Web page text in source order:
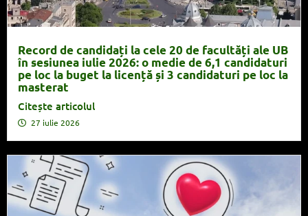
Record de candidați la cele 20 de facultăți ale UB
în sesiunea iulie 2026: o medie de 6,1 candidaturi
pe loc la buget la licență și 3 candidaturi pe loc la
masterat
Citește articolul
27 iulie 2026